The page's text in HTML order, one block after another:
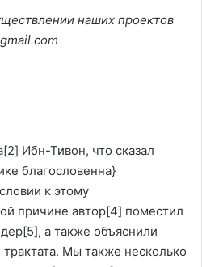
наших проектов
[2] Ибн-Тивон, что сказал
благословенна}
к этому
причине автор[4] поместил
[5], а также объяснили
Мы также несколько